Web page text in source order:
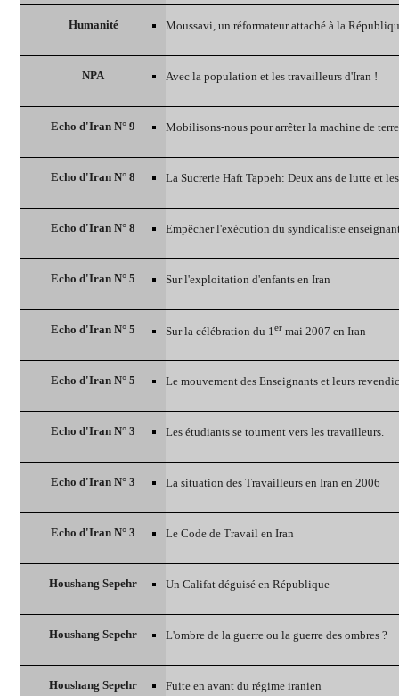
Humanité Moussavi, un réformateur attaché à la
NPA Avec la population et les travailleurs d'Iran !
Echo d'Iran N° 9 Mobilisons-nous pour arrêter la machine de
Echo d'Iran N° 8 La Sucrerie Haft Tappeh: Deux ans de lutte et
Echo d'Iran N° 8 Empêcher l'exécution du syndicaliste
Echo d'Iran N° 5 Sur l'exploitation d'enfants en Iran
Echo d'Iran N° 5 Sur la célébration du 1er mai 2007 en Iran
Echo d'Iran N° 5 Le mouvement des Enseignants et leurs
Echo d'Iran N° 3 Les étudiants se tournent vers les travailleurs.
Echo d'Iran N° 3 La situation des Travailleurs en Iran en 2006
Echo d'Iran N° 3 Le Code de Travail en Iran
Houshang Sepehr Un Califat déguisé en République
Houshang Sepehr L'ombre de la guerre ou la guerre des ombres ?
Houshang Sepehr Fuite en avant du régime iranien